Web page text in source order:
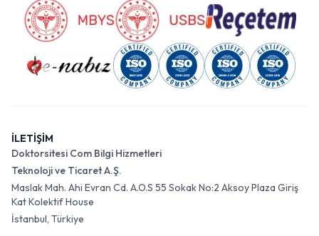
İLETİŞİM
Doktorsitesi Com Bilgi Hizmetleri
Teknoloji ve Ticaret A.Ş.
Maslak Mah. Ahi Evran Cd. A.O.S 55 Sokak No:2 Aksoy Plaza Giriş
Kat Kolektif House
İstanbul, Türkiye